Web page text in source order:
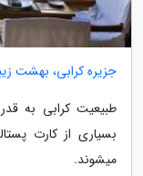
جزیره کرابی، بهشت
طبیعیت کرابی به
بسیاری از کارت
میشوند.